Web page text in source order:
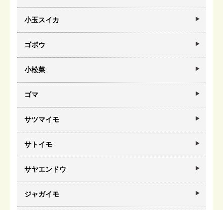
小玉スイカ
ゴボウ
小松菜
ゴマ
サツマイモ
サトイモ
サヤエンドウ
ジャガイモ